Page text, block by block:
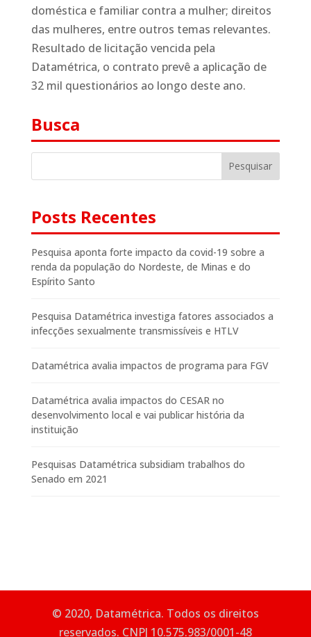
doméstica e familiar contra a mulher; direitos
das mulheres, entre outros temas relevantes.
Resultado de licitação vencida pela
Datamétrica, o contrato prevê a aplicação de
32 mil questionários ao longo deste ano.
Busca
Posts Recentes
Pesquisa aponta forte impacto da covid-19 sobre a
renda da população do Nordeste, de Minas e do
Espírito Santo
Pesquisa Datamétrica investiga fatores associados a
infecções sexualmente transmissíveis e HTLV
Datamétrica avalia impactos de programa para FGV
Datamétrica avalia impactos do CESAR no
desenvolvimento local e vai publicar história da
instituição
Pesquisas Datamétrica subsidiam trabalhos do
Senado em 2021
© 2020, Datamétrica. Todos os direitos
reservados. CNPJ 10.575.983/0001-48